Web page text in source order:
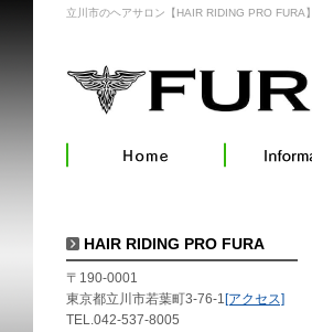
立川市のヘアサロン【HAIR RIDING PRO FURA】
HAIR RIDING PRO FURA
〒190-0001
東京都立川市若葉町3-76-1 [アクセス]
TEL.042-537-8005